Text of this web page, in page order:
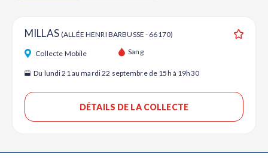
MILLAS (ALLÉE HENRI BARBUSSE - 66170)
Collecte Mobile Sang
Du lundi 21 au mardi 22 septembre de 15h à 19h30
DÉTAILS DE LA COLLECTE